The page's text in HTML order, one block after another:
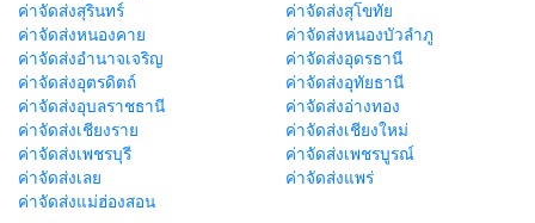
ค่าจัดส่งสุรินทร์
ค่าจัดส่งสุโขทัย
ค่าจัดส่งหนองคาย
ค่าจัดส่งหนองบัวลำภู
ค่าจัดส่งอำนาจเจริญ
ค่าจัดส่งอุดรธานี
ค่าจัดส่งอุตรดิตถ์
ค่าจัดส่งอุทัยธานี
ค่าจัดส่งอุบลราชธานี
ค่าจัดส่งอ่างทอง
ค่าจัดส่งเชียงราย
ค่าจัดส่งเชียงใหม่
ค่าจัดส่งเพชรบุรี
ค่าจัดส่งเพชรบูรณ์
ค่าจัดส่งเลย
ค่าจัดส่งแพร่
ค่าจัดส่งแม่ฮ่องสอน